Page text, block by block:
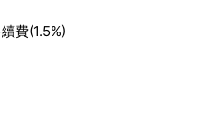
費(1.5%)